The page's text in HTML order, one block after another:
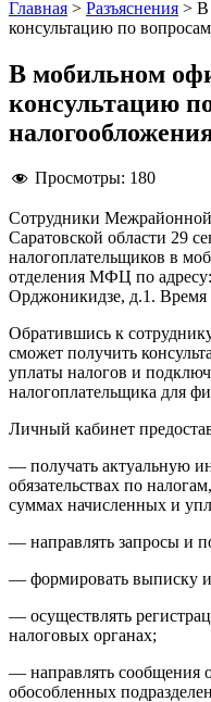
Главная > Разъяснения > В
консультацию по
В мобильном
консультацию
Просмотры: 180
Сотрудники
Саратовской области 29
налогоплательщиков в
отделения МФЦ по
Орджоникидзе, д.1. Время
Обратившись к
сможет получить
уплаты налогов и
налогоплательщика для
Личный кабинет
— получать актуальную
обязательствах по
суммах начисленных и
— направлять запросы и
— формировать выписку
— осуществлять
налоговых органах;
— направлять сообщения
обособленных